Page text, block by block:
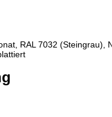
RAL 7032